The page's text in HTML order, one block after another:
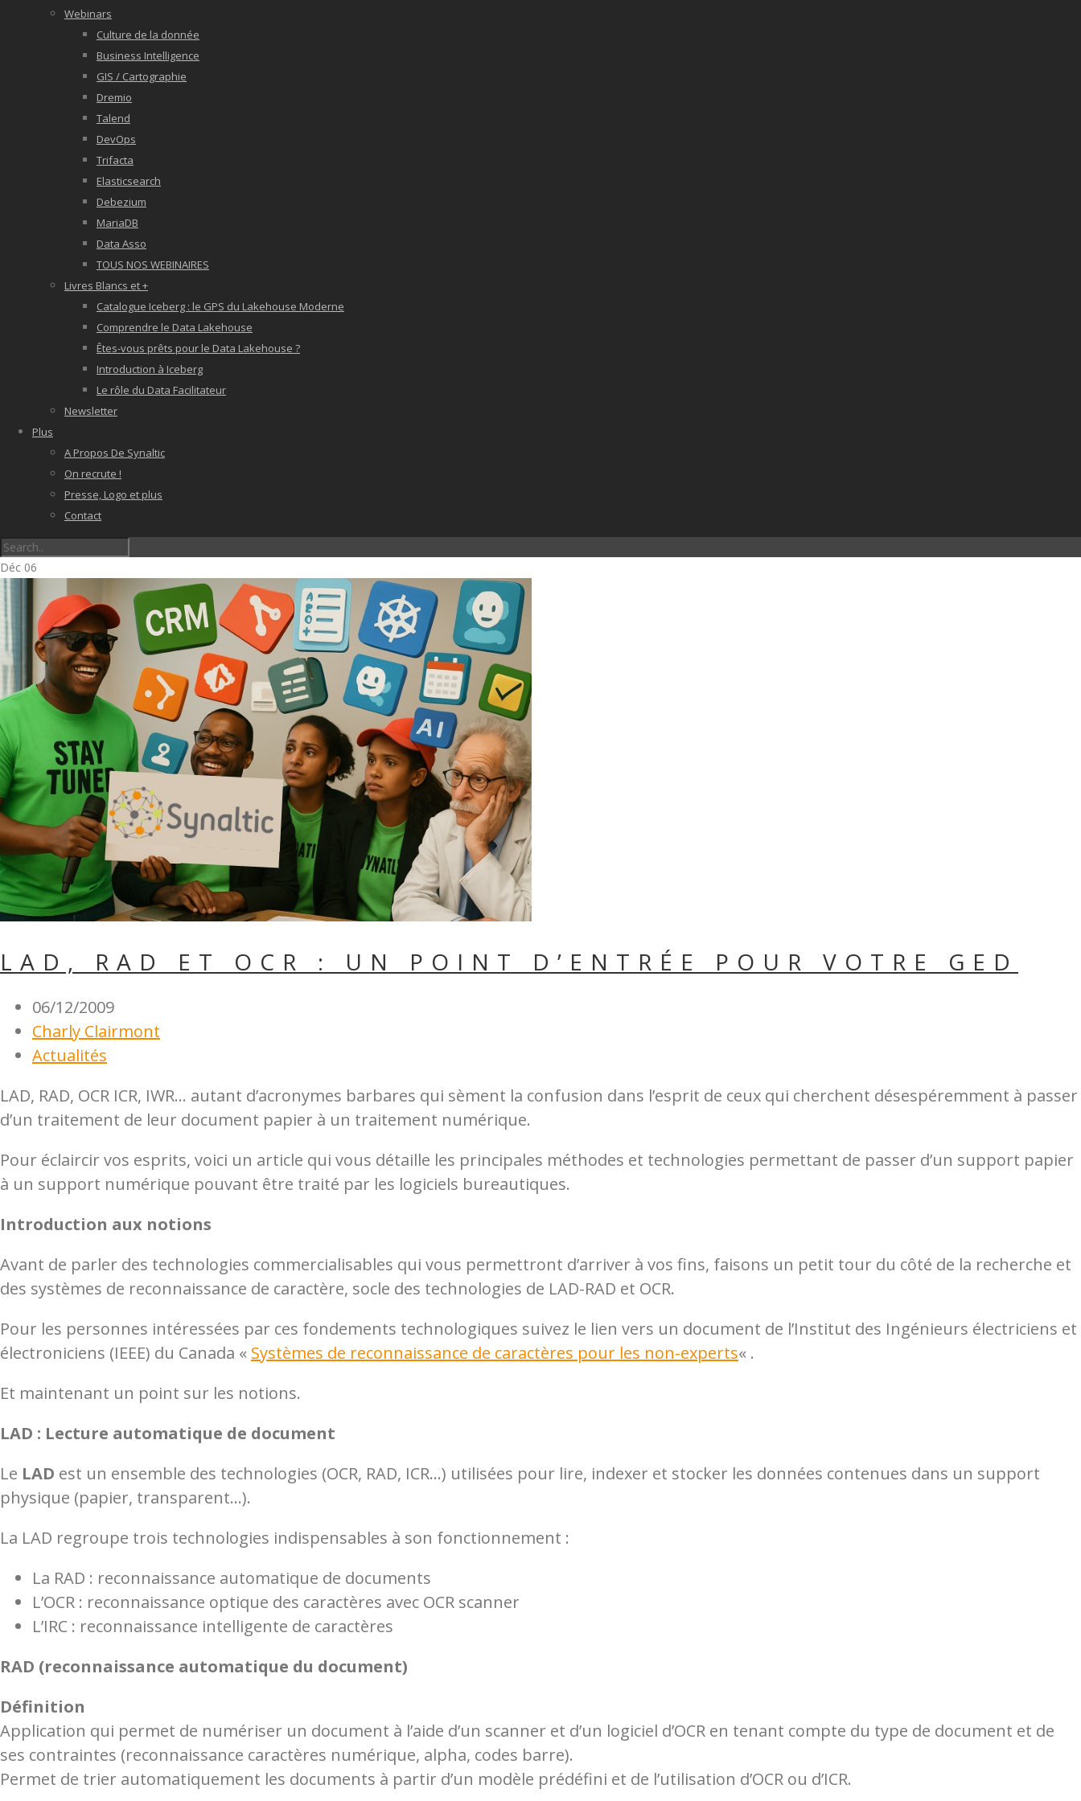
Webinars
Culture de la donnée
Business Intelligence
GIS / Cartographie
Dremio
Talend
DevOps
Trifacta
Elasticsearch
Debezium
MariaDB
Data Asso
TOUS NOS WEBINAIRES
Livres Blancs et +
Catalogue Iceberg : le GPS du Lakehouse Moderne
Comprendre le Data Lakehouse
Êtes-vous prêts pour le Data Lakehouse ?
Introduction à Iceberg
Le rôle du Data Facilitateur
Newsletter
Plus
A Propos De Synaltic
On recrute !
Presse, Logo et plus
Contact
Déc 06
LAD, RAD ET OCR : UN POINT D’ENTRÉE POUR VOTRE GED
06/12/2009
Charly Clairmont
Actualités
LAD, RAD, OCR ICR, IWR… autant d’acronymes barbares qui sèment la confusion dans l’esprit de ceux qui cherchent désespéremment à passer
d’un traitement de leur document papier à un traitement numérique.
Pour éclaircir vos esprits, voici un article qui vous détaille les principales méthodes et technologies permettant de passer d’un support papier
à un support numérique pouvant être traité par les logiciels bureautiques.
Introduction aux notions
Avant de parler des technologies commercialisables qui vous permettront d’arriver à vos fins, faisons un petit tour du côté de la recherche et
des systèmes de reconnaissance de caractère, socle des technologies de LAD-RAD et OCR.
Pour les personnes intéressées par ces fondements technologiques suivez le lien vers un document de l’Institut des Ingénieurs électriciens et
électroniciens (IEEE) du Canada « Systèmes de reconnaissance de caractères pour les non-experts« .
Et maintenant un point sur les notions.
LAD : Lecture automatique de document
Le LAD est un ensemble des technologies (OCR, RAD, ICR…) utilisées pour lire, indexer et stocker les données contenues dans un support
physique (papier, transparent…).
La LAD regroupe trois technologies indispensables à son fonctionnement :
La RAD : reconnaissance automatique de documents
L’OCR : reconnaissance optique des caractères avec OCR scanner
L’IRC : reconnaissance intelligente de caractères
RAD (reconnaissance automatique du document)
Définition
Application qui permet de numériser un document à l’aide d’un scanner et d’un logiciel d’OCR en tenant compte du type de document et de
ses contraintes (reconnaissance caractères numérique, alpha, codes barre).
Permet de trier automatiquement les documents à partir d’un modèle prédéfini et de l’utilisation d’OCR ou d’ICR.